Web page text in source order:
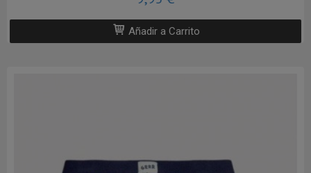
Añadir a Carrito